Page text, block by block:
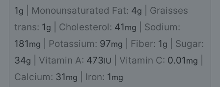
1g Monounsaturated Fat: 4g
Graisses
trans: 1g Cholesterol: 41mg
Sodium:
181mg Potassium: 97mg Fiber: 1g
Sugar:
34g Vitamin A: 473IU Vitamin C: 0.01mg
Calcium: 31mg Iron: 1mg